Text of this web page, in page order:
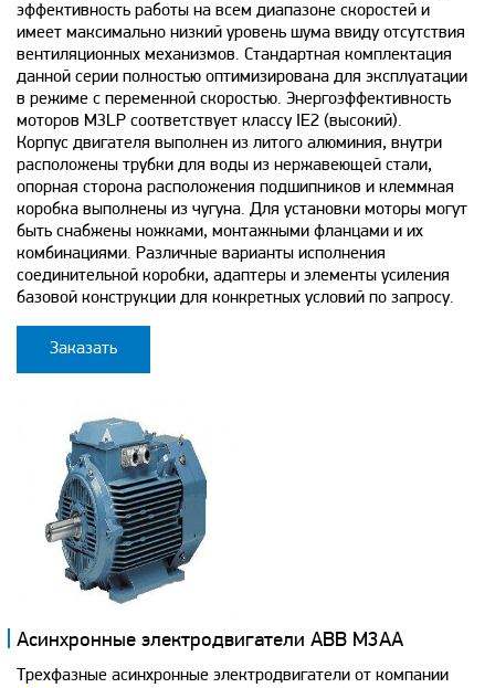
эффективность работы на всем диапазоне скоростей и
имеет максимально низкий уровень шума ввиду отсутствия
вентиляционных механизмов. Стандартная комплектация
данной серии полностью оптимизирована для эксплуатации
в режиме с переменной скоростью. Энергоэффективность
моторов M3LP соответствует классу IE2 (высокий).
Корпус двигателя выполнен из литого алюминия, внутри
расположены трубки для воды из нержавеющей стали,
опорная сторона расположения подшипников и клеммная
коробка выполнены из чугуна. Для установки моторы могут
быть снабжены ножками, монтажными фланцами и их
комбинациями. Различные варианты исполнения
соединительной коробки, адаптеры и элементы усиления
базовой конструкции для конкретных условий по запросу.
Заказать
Асинхронные электродвигатели ABB M3AA
Трехфазные асинхронные электродвигатели от компании